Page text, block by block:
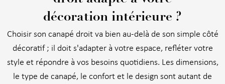
décoration intérieure ?
Choisir son canapé droit va bien au-delà de son simple côté
décoratif ; il doit s'adapter à votre espace, refléter votre
style et répondre à vos besoins quotidiens. Les dimensions,
le type de canapé, le confort et le design sont autant de